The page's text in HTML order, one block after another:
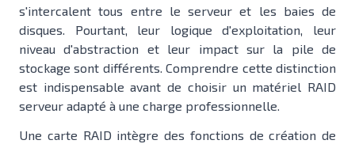
s'intercalent tous entre le serveur et les baies de
disques. Pourtant, leur logique d'exploitation, leur
niveau d'abstraction et leur impact sur la pile de
stockage sont différents. Comprendre cette distinction
est indispensable avant de choisir un matériel RAID
serveur adapté à une charge professionnelle.
Une carte RAID intègre des fonctions de création de